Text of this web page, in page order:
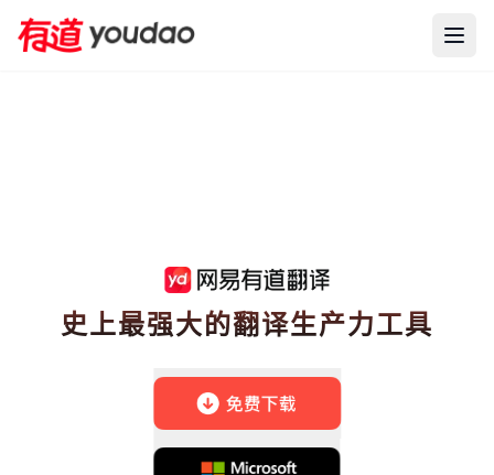
史上最强大的翻译生产力工具